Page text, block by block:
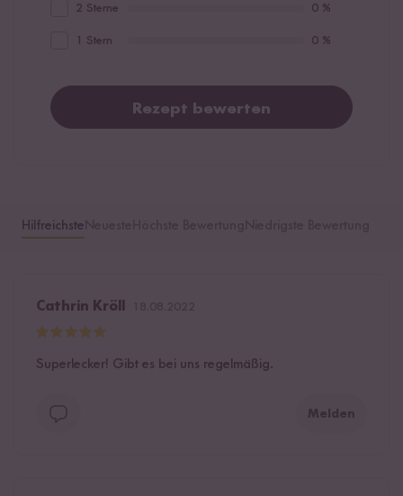
2 Sterne 0 %
1 Stern 0 %
Rezept bewerten
Hilfreichste
Cathrin Kröll
Superlecker! Gibt es bei uns regelmäßig.
Melden